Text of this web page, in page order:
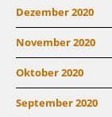
Dezember 2020
November 2020
Oktober 2020
September 2020